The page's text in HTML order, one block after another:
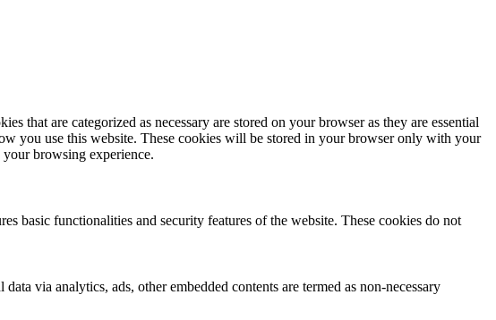
that are categorized as necessary are stored on your browser as they are essential
you use this website. These cookies will be stored in your browser only with your
browsing experience.
basic functionalities and security features of the website. These cookies do not
via analytics, ads, other embedded contents are termed as non-necessary